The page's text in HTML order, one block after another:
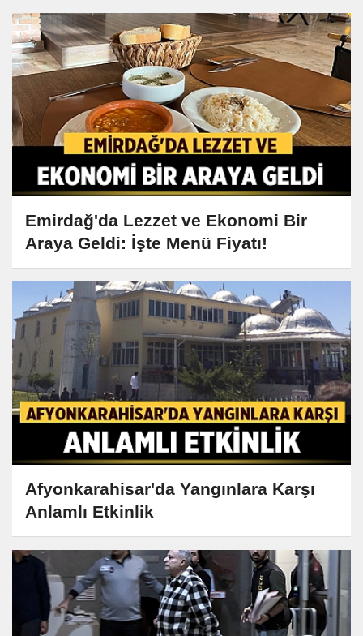
Emirdağ'da Lezzet ve Ekonomi Bir
Araya Geldi: İşte Menü Fiyatı!
Afyonkarahisar'da Yangınlara Karşı
Anlamlı Etkinlik